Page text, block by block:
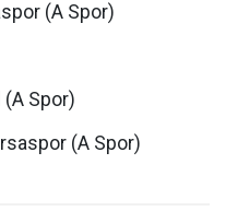
(A Spor)
(A Spor)
(A Spor)